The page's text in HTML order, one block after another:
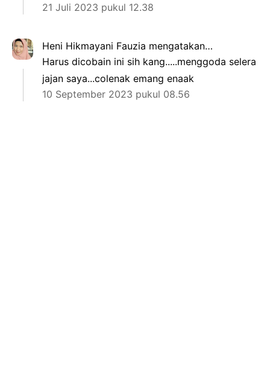
21 Juli 2023 pukul 12.38
Heni Hikmayani Fauzia mengatakan…
Harus dicobain ini sih kang.....menggoda selera
jajan saya...colenak emang enaak
10 September 2023 pukul 08.56